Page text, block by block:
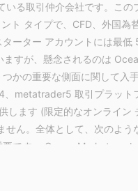
る取引仲介会社です。この
ト タイプで、CFD、外国為
ーター アカウントには最
すが、懸念されるのは
かの重要な側面に関して入
metatrader5 取引プラット
します (限定的なオンライン
ん。全体として、次のよう
です。 Ocean Markets 、
強力な保護とサポートを提供